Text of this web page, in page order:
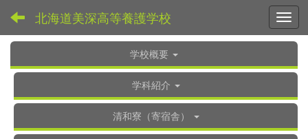
北海道美深高等養護学校
学校概要
学科紹介
清和寮（寄宿舎）